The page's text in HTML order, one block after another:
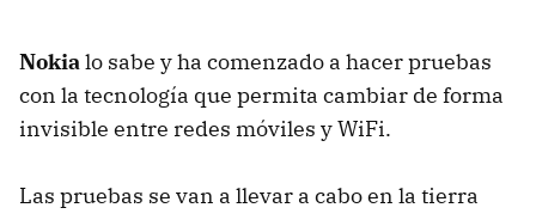
Nokialo sabe y ha comenzado a hacer pruebas
con la tecnología que permita cambiar de forma
invisible entre redes móviles y WiFi.
Las pruebas se van a llevar a cabo en la tierra